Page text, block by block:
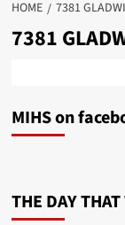
HOME 7381
7381
MIHS on
THE DAY THAT